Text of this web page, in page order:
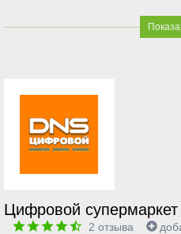
Цифровой супермаркет
2 отзыва